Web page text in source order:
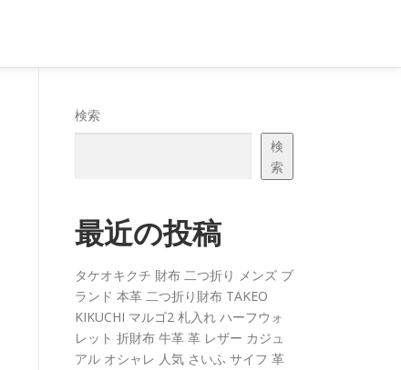
検索
検
索
最近の投稿
タケオキクチ 財布 二つ折り メンズ ブ
ランド 本革 二つ折り財布 TAKEO
KIKUCHI マルゴ2 札入れ ハーフウォ
レット 折財布 牛革 革 レザー カジュ
アル オシャレ 人気 さいふ サイフ 革